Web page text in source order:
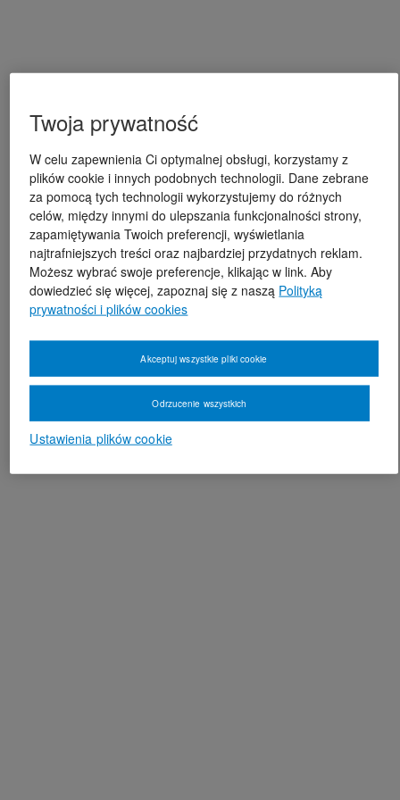
Twoja prywatność
W celu zapewnienia Ci optymalnej obsługi, korzystamy z
plików cookie i innych podobnych technologii. Dane zebrane
za pomocą tych technologii wykorzystujemy do różnych
celów, między innymi do ulepszania funkcjonalności strony,
zapamiętywania Twoich preferencji, wyświetlania
najtrafniejszych treści oraz najbardziej przydatnych reklam.
Możesz wybrać swoje preferencje, klikając w link. Aby
dowiedzieć się więcej, zapoznaj się z naszą Polityką
prywatności i plików cookies
Ustawienia plików cookie
Odrzucenie wszystkich
Akceptuj wszystkie pliki cookie